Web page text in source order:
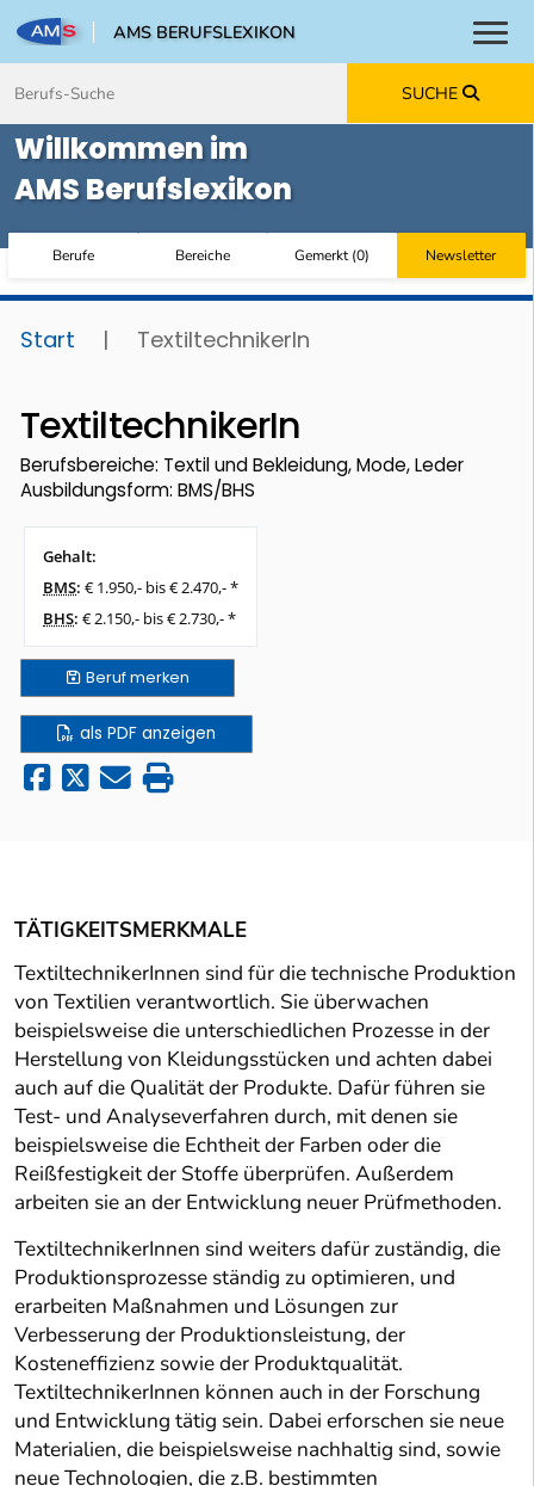
AMS BERUFSLEXIKON
SUCHE
Willkommen im
AMS Berufslexikon
Berufe Bereiche Gemerkt(0) Newsletter
Start | TextiltechnikerIn
TextiltechnikerIn
Berufsbereiche: Textil und Bekleidung, Mode, Leder
Ausbildungsform: BMS/BHS
Gehalt:
BMS: € 1.950,- bis € 2.470,- *
BHS: € 2.150,- bis € 2.730,- *
Berufmerken
als PDF anzeigen
TÄTIGKEITSMERKMALE
TextiltechnikerInnen sind für die technische Produktion
von Textilien verantwortlich. Sie überwachen
beispielsweise die unterschiedlichen Prozesse in der
Herstellung von Kleidungsstücken und achten dabei
auch auf die Qualität der Produkte. Dafür führen sie
Test- und Analyseverfahren durch, mit denen sie
beispielsweise die Echtheit der Farben oder die
Reißfestigkeit der Stoffe überprüfen. Außerdem
arbeiten sie an der Entwicklung neuer Prüfmethoden.
TextiltechnikerInnen sind weiters dafür zuständig, die
Produktionsprozesse ständig zu optimieren, und
erarbeiten Maßnahmen und Lösungen zur
Verbesserung der Produktionsleistung, der
Kosteneffizienz sowie der Produktqualität.
TextiltechnikerInnen können auch in der Forschung
und Entwicklung tätig sein. Dabei erforschen sie neue
Materialien, die beispielsweise nachhaltig sind, sowie
neue Technologien, die z.B. bestimmten